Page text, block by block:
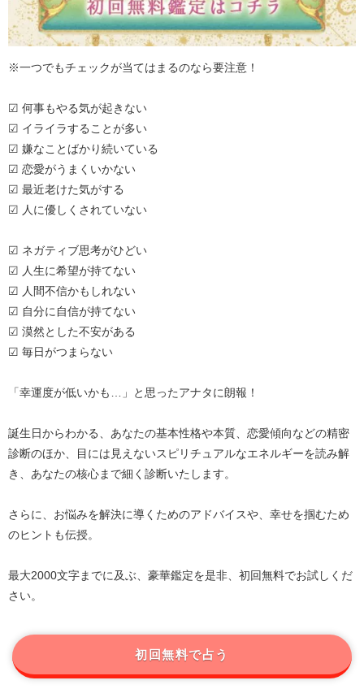
※一つでもチェックが当てはまるのなら要注意！
☑ 何事もやる気が起きない
☑ イライラすることが多い
☑ 嫌なことばかり続いている
☑ 恋愛がうまくいかない
☑ 最近老けた気がする
☑ 人に優しくされていない
☑ ネガティブ思考がひどい
☑ 人生に希望が持てない
☑ 人間不信かもしれない
☑ 自分に自信が持てない
☑ 漠然とした不安がある
☑ 毎日がつまらない
「幸運度が低いかも…」と思ったアナタに朗報！
誕生日からわかる、あなたの基本性格や本質、恋愛傾向などの精密
診断のほか、目には見えないスピリチュアルなエネルギーを読み解
き、あなたの核心まで細く診断いたします。
さらに、お悩みを解決に導くためのアドバイスや、幸せを掴むため
のヒントも伝授。
最大2000文字までに及ぶ、豪華鑑定を是非、初回無料でお試しくだ
さい。
初回無料で占う